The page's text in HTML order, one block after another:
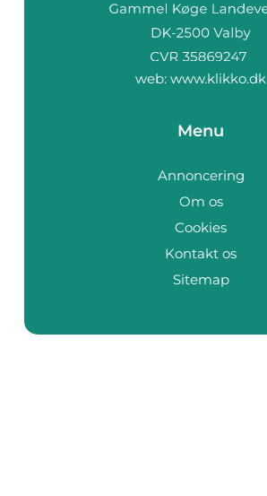
web: www.klikko.dk
Menu
Annoncering
Om os
Cookies
Kontakt os
Sitemap